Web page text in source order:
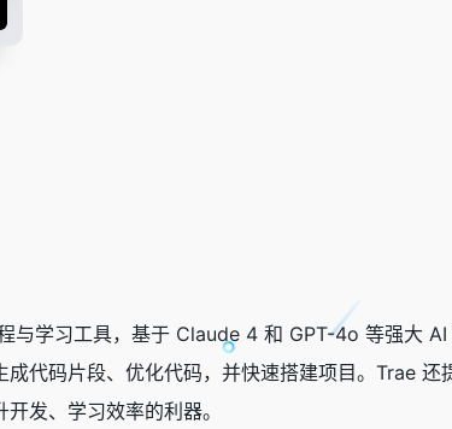
与学习工具，基于 Claude 4 和 GPT-4o 等强大
成代码片段、优化代码，并快速搭建项目。Trae
发、学习效率的利器。